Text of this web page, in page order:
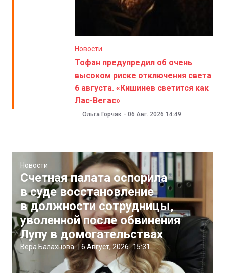
Новости
Тофан предупредил об очень
высоком риске отключения света
6 августа. «Кишинев светится как
Лас-Вегас»
Ольга Горчак - 06 Авг. 2026 14:49
Новости
Счетная палата оспорила
в суде восстановление
в должности сотрудницы,
уволенной после обвинения
Лупу в домогательствах
Вера Балахнова |6 Август, 2026 15:31